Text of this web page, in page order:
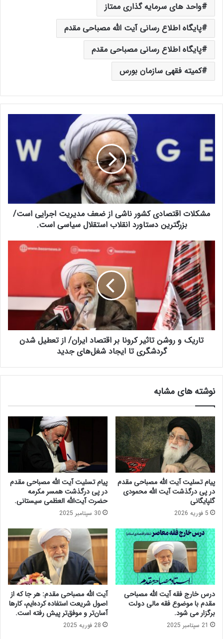
واحد های سرمایه گذاری ممتاز
پایگاه اطلاع رسانی آیت الله مصباحی مقدم
پایگاه اطلاع رسانی مصباحی مقدم
کمیته فقهی سازمان بورس
ک
ل
ت
ص
ا
ش
ی
ع
م
ر
ی
ت
ا
ج
ر
ا
ی
ی
ا
س
ت
/
ب
ز
ر
گ
ت
ر
ی
مشکلات اقتصادی کشور ناشی از ضعف مدیریت اجرایی است/
بزرگترین دستاورد انقلاب استقلال سیاسی است.
و
ر
ش
ر
ک
و
ن
ا
ب
ر
ا
ق
ت
ص
ا
د
ا
ی
ر
ا
ن
/
ا
ز
ت
تاریک و روشن تاثیر کرونا بر اقتصاد ایران/ از تعطیل شدن
گردشگری تا ایجاد شغل‌های جدید
نوشته های مشابه
پیام تسلیت آیت الله مصباحی مقدم
در پی درگذشت آیت الله محمودی
گلپایگانی
5 فوریه 2026
پیام تسلیت آیت الله مصباحی مقدم
در پی درگذشت همسر مکرمه
حضرت آیت‌الله العظمی سیستانی.
30 سپتامبر 2025
درس خارج فقه آیت الله مصباحی
مقدم با موضوع فقه مالی دولت
برگزار می شود.
21 سپتامبر 2025
آیت الله مصباحی مقدم: هر جا که از
اصول شریعت استفاده کرده‌ایم، کارها
آسان‌تر و موفق‌تر پیش رفته است.
28 فوریه 2025